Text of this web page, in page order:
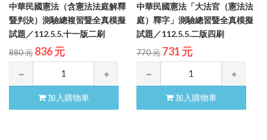
中華民國憲法（含憲法法庭解釋
暨判決）測驗總複習暨全真模擬
試題／112.5.5.十一版二刷
880 元 836 元
加入購物車
中華民國憲法「大法官（憲法法
庭）釋字」測驗總習暨全真模擬
試題／112.5.5.二版四刷
770 元 731 元
加入購物車